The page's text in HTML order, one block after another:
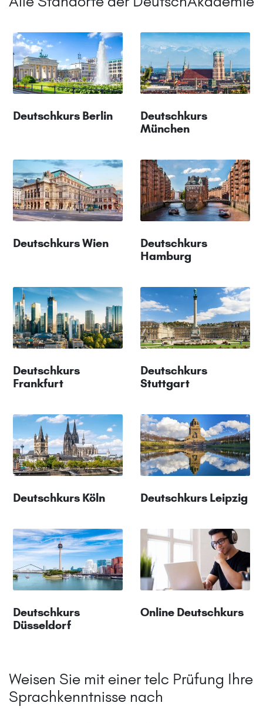
Deutschkurs Berlin
Deutschkurs
München
Deutschkurs Wien
Deutschkurs
Hamburg
Deutschkurs
Frankfurt
Deutschkurs
Stuttgart
Deutschkurs Köln Deutschkurs Leipzig
Deutschkurs
Düsseldorf
Online Deutschkurs
Weisen Sie mit einer telc Prüfung Ihre
Sprachkenntnisse nach